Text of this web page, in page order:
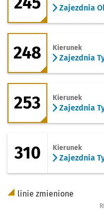
Zajezdnia
248 - kierunek
248 Kierunek
Zajezdnia
253 - kierunek
253 Kierunek
Zajezdnia
310 - kierunek
310 Kierunek
Zajezdnia
linie zmienione